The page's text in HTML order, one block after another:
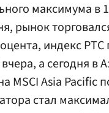
максимума в
рынок
индекс
а сегодня в
MSCI Asia Pacific
стал